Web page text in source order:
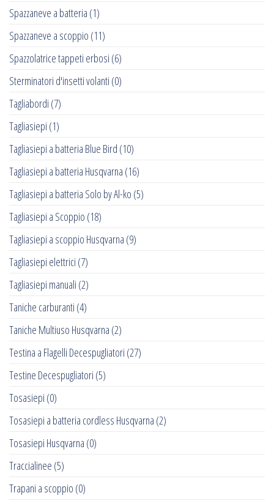
Spazzaneve a batteria (1)
Spazzaneve a scoppio (11)
Spazzolatrice tappeti erbosi (6)
Sterminatori d'insetti volanti (0)
Tagliabordi (7)
Tagliasiepi (1)
Tagliasiepi a batteria Blue Bird (10)
Tagliasiepi a batteria Husqvarna (16)
Tagliasiepi a batteria Solo by Al-ko (5)
Tagliasiepi a Scoppio (18)
Tagliasiepi a scoppio Husqvarna (9)
Tagliasiepi elettrici (7)
Tagliasiepi manuali (2)
Taniche carburanti (4)
Taniche Multiuso Husqvarna (2)
Testina a Flagelli Decespugliatori (27)
Testine Decespugliatori (5)
Tosasiepi (0)
Tosasiepi a batteria cordless Husqvarna (2)
Tosasiepi Husqvarna (0)
Traccialinee (5)
Trapani a scoppio (0)